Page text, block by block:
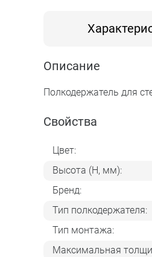
Описание
Полкодержатель для
Свойства
Цвет:
Высота (H, мм):
Бренд:
Тип полкодержателя:
Тип монтажа:
Максимальная